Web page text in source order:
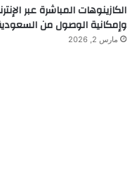
الكازينوهات المباشرة عبر
وإمكانية الوصول من
مارس 2, 2026